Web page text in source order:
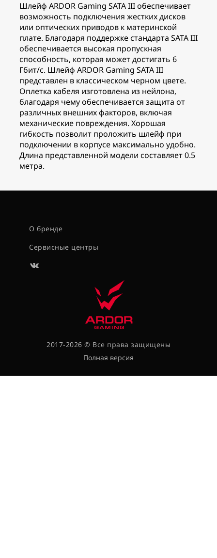
Шлейф ARDOR Gaming SATA III обеспечивает
возможность подключения жестких дисков
или оптических приводов к материнской
плате. Благодаря поддержке стандарта SATA III
обеспечивается высокая пропускная
способность, которая может достигать 6
Гбит/с. Шлейф ARDOR Gaming SATA III
представлен в классическом черном цвете.
Оплетка кабеля изготовлена из нейлона,
благодаря чему обеспечивается защита от
различных внешних факторов, включая
механические повреждения. Хорошая
гибкость позволит проложить шлейф при
подключении в корпусе максимально удобно.
Длина представленной модели составляет 0.5
метра.
О бренде
Сервисные центры
2017-2026 © Все права защищены
Полная версия